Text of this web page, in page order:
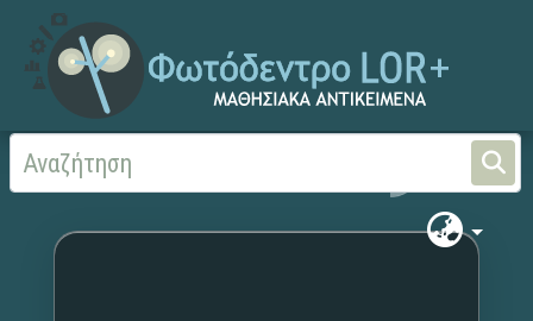
Αρχική Χωρίς τίτλο